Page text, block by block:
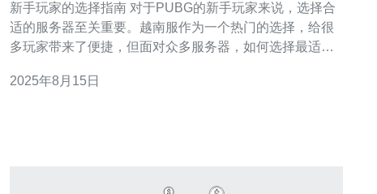
新手玩家的选择指南 对于PUBG的新手玩家来说，选择合
适的服务器至关重要。越南服作为一个热门的选择，给很
多玩家带来了便捷，但面对众多服务器，如何选择最适合
Ping值最低的服务器 考虑玩家分布及游戏体验 关注服务器
2025年8月15日